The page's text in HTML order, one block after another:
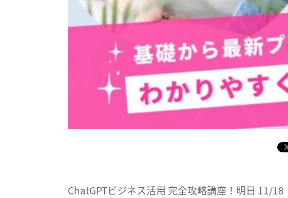
ChatGPTビジネス活用 完全攻略講座！明日 11/